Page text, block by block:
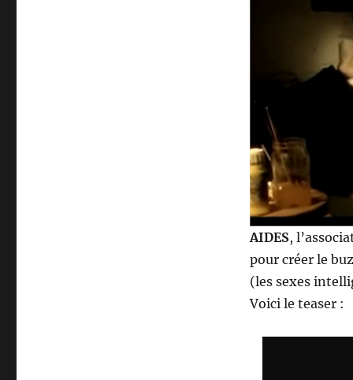
AIDES,
pour créer le
(les sexes
Voici le teaser :